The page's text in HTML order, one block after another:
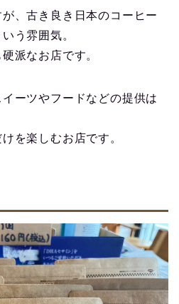
、古き良き日本のコーヒー
う雰囲気。
派なお店です。
ーツやフードなどの提供は
を楽しむお店です。